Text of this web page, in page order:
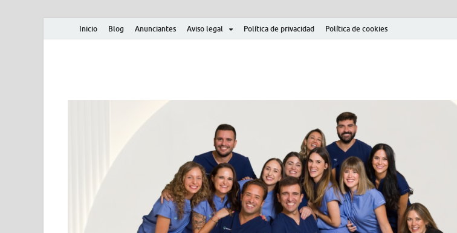
Inicio Blog Anunciantes Aviso legal Política de privacidad Política de cookies